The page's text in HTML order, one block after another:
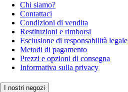
Chi siamo?
Contattaci
Condizioni di vendita
Restituzioni e rimborsi
Esclusione di responsabilità legale
Metodi di pagamento
Prezzi e opzioni di consegna
Informativa sulla privacy
I nostri negozi